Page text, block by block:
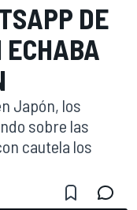
DE
ECHABA
Japón, los
sobre las
cautela los